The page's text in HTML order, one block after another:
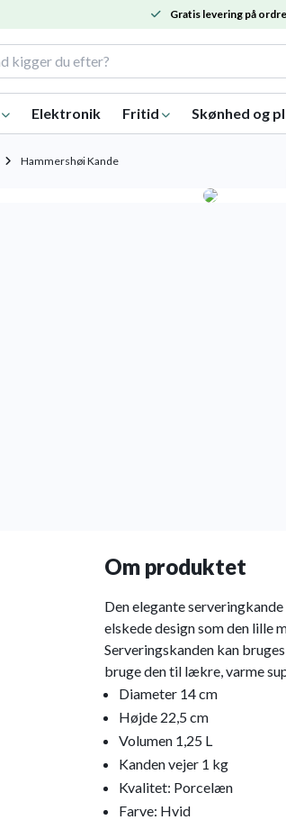
Gratis levering på
Elektronik Fritid Skønhed og
Hammershøi Kande
Om produktet
Den elegante
elskede design som den lille
Serveringskanden kan
bruge den til lækre, varme
Diameter 14 cm
Højde 22,5 cm
Volumen 1,25 L
Kanden vejer 1 kg
Kvalitet: Porcelæn
Farve: Hvid